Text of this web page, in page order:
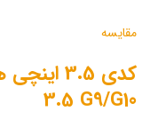
مقایسه
3.5 G9/G10